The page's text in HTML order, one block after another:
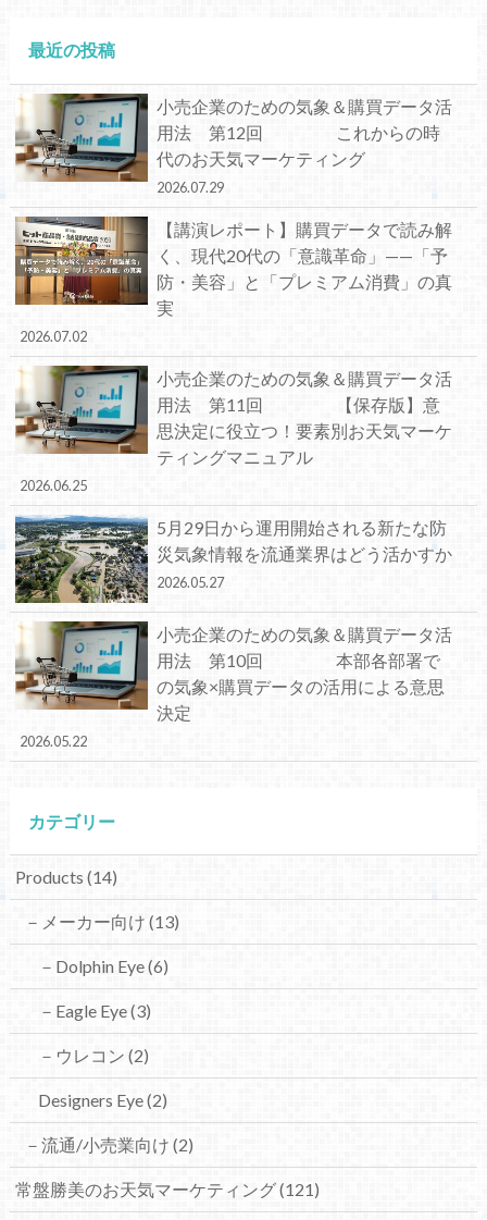
最近の投稿
小売企業のための気象＆購買データ活
用法 第12回 これからの時
代のお天気マーケティング
2026.07.29
【講演レポート】購買データで読み解
く、現代20代の「意識革命」——「予
防・美容」と「プレミアム消費」の真
実
2026.07.02
小売企業のための気象＆購買データ活
用法 第11回 【保存版】意
思決定に役立つ！要素別お天気マーケ
ティングマニュアル
2026.06.25
5月29日から運用開始される新たな防
災気象情報を流通業界はどう活かすか
2026.05.27
小売企業のための気象＆購買データ活
用法 第10回 本部各部署で
の気象×購買データの活用による意思
決定
2026.05.22
カテゴリー
Products (14)
－メーカー向け (13)
－Dolphin Eye(6)
－Eagle Eye(3)
－ウレコン (2)
Designers Eye(2)
－流通/小売業向け (2)
常盤勝美のお天気マーケティング(121)